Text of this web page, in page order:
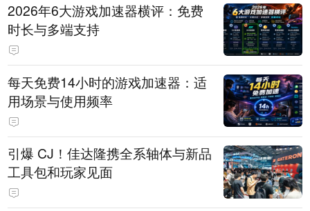
2026年6大游戏加速器横评：免费
时长与多端支持
每天免费14小时的游戏加速器：适
用场景与使用频率
引爆 CJ！佳达隆携全系轴体与新品
工具包和玩家见面